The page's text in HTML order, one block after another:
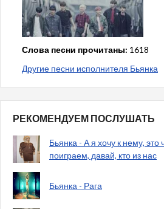
Слова песни прочитаны: 1618
Другие песни исполнителя Бьянка
РЕКОМЕНДУЕМ ПОСЛУШАТЬ
Бьянка - А я хочу к нему, это
поиграем, давай, кто из нас
Бьянка - Рага